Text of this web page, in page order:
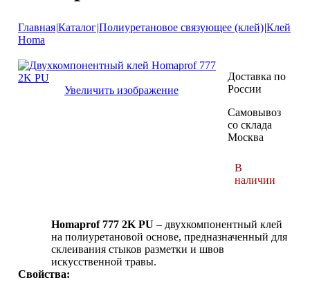
Главная|Каталог|Полиуретановое связующее (клей)|Клей
Homa
Увеличить изображение
Доставка по
России
Самовывоз
со склада
Москва
В
наличии
Homaprof777 2K PU – двухкомпонентный клей
на полиуретановой основе, предназначенный для
склеивания стыков разметки и швов
искусственной травы.
Свойства: